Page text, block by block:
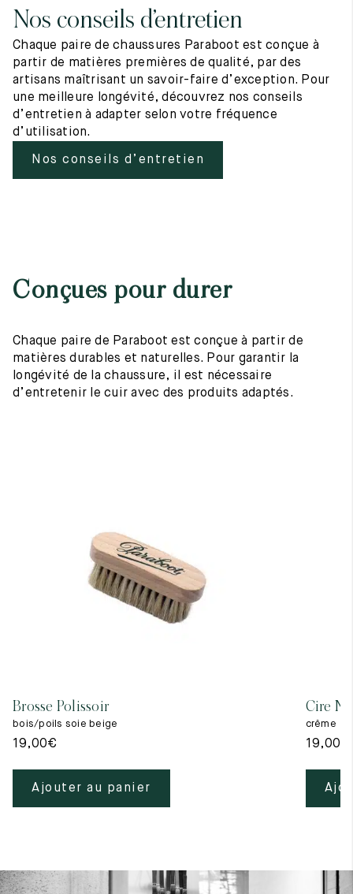
Nos conseils d’entretien
Chaque paire de chaussures Paraboot est conçue à
partir de matières premières de qualité, par des
artisans maîtrisant un savoir-faire d’exception. Pour
une meilleure longévité, découvrez nos conseils
d’entretien à adapter selon votre fréquence
d’utilisation.
Nos conseils d’entretien
Conçues pour durer
Chaque paire de Paraboot est conçue à partir de
matières durables et naturelles. Pour garantir la
longévité de la chaussure, il est nécessaire
d’entretenir le cuir avec des produits adaptés.
Brosse Polissoir
bois/poils soie beige
19,00€
Ajouter au panier
Cire
crême
19,00